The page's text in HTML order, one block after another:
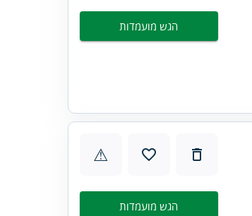
הגש מועמדות
⚠
הגש מועמדות